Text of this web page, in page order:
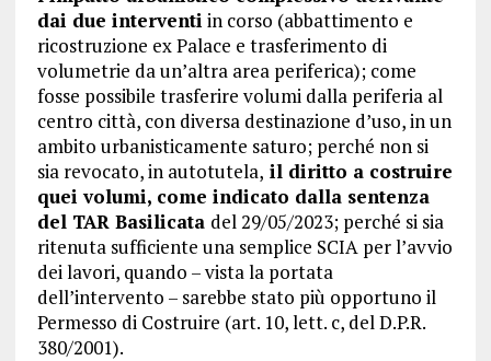
dai due interventi in corso (abbattimento e
ricostruzione ex Palace e trasferimento di
volumetrie da un’altra area periferica); come
fosse possibile trasferire volumi dalla periferia al
centro città, con diversa destinazione d’uso, in un
ambito urbanisticamente saturo; perché non si
sia revocato, in autotutela, il diritto a costruire
quei volumi, come indicato dalla sentenza
del TAR Basilicata del 29/05/2023; perché si sia
ritenuta sufficiente una semplice SCIA per l’avvio
dei lavori, quando – vista la portata
dell’intervento – sarebbe stato più opportuno il
Permesso di Costruire (art. 10, lett. c, del D.P.R.
380/2001).